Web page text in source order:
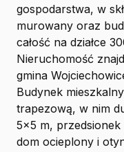
gospodarstwa, w
murowany oraz
całość na działce
Nieruchomość
gmina
Budynek
trapezową, w nim
5x5 m, przedsionek
dom ocieplony i